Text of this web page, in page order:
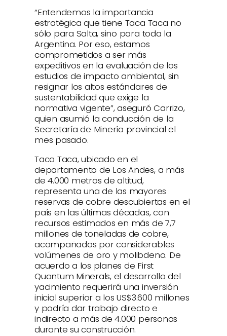
“Entendemos la importancia
estratégica que tiene Taca Taca no
sólo para Salta, sino para toda la
Argentina. Por eso, estamos
comprometidos a ser más
expeditivos en la evaluación de los
estudios de impacto ambiental, sin
resignar los altos estándares de
sustentabilidad que exige la
normativa vigente”, aseguró Carrizo,
quien asumió la conducción de la
Secretaría de Minería provincial el
mes pasado.
Taca Taca, ubicado en el
departamento de Los Andes, a más
de 4.000 metros de altitud,
representa una de las mayores
reservas de cobre descubiertas en el
país en las últimas décadas, con
recursos estimados en más de 7,7
millones de toneladas de cobre,
acompañados por considerables
volúmenes de oro y molibdeno. De
acuerdo a los planes de First
Quantum Minerals, el desarrollo del
yacimiento requerirá una inversión
inicial superior a los US$3.600 millones
y podría dar trabajo directo e
indirecto a más de 4.000 personas
durante su construcción.